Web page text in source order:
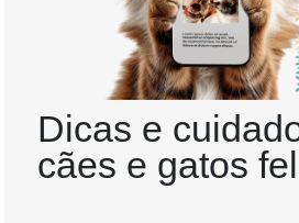
Dicas e
cães e gatos